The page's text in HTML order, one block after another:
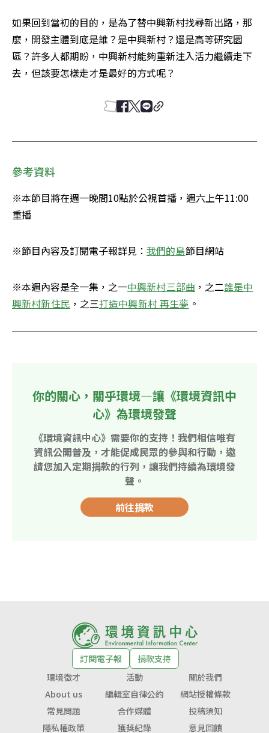
如果回到當初的目的，是為了替中興新村找尋新出路，那
麼，開發主體到底是誰？是中興新村？還是高等研究園
區？許多人都期盼，中興新村能夠重新注入活力繼續走下
去，但該要怎樣走才是最好的方式呢？
參考資料
※本節目將在週一晚間10點於公視首播，週六上午11:00
重播
※節目內容及訂閱電子報詳見： 我們的島節目網站
※本週內容是全一集，之一中興新村三部曲 ，之二誰是中
興新村新住民 ，之三打造中興新村 再生夢 。
你的關心，關乎環境—讓《環境資訊中
心》為環境發聲
《環境資訊中心》需要你的支持！我們相信唯有
資訊公開普及，才能促成民眾的參與和行動，邀
請您加入定期捐款的行列，讓我們持續為環境發
聲。
前往捐款
訂閱電子報
捐款支持
環境徵才
活動
關於我們
About us
編輯室自律公約
網站授權條款
常見問題
合作媒體
投稿須知
隱私權政策
獲獎紀錄 意見回饋